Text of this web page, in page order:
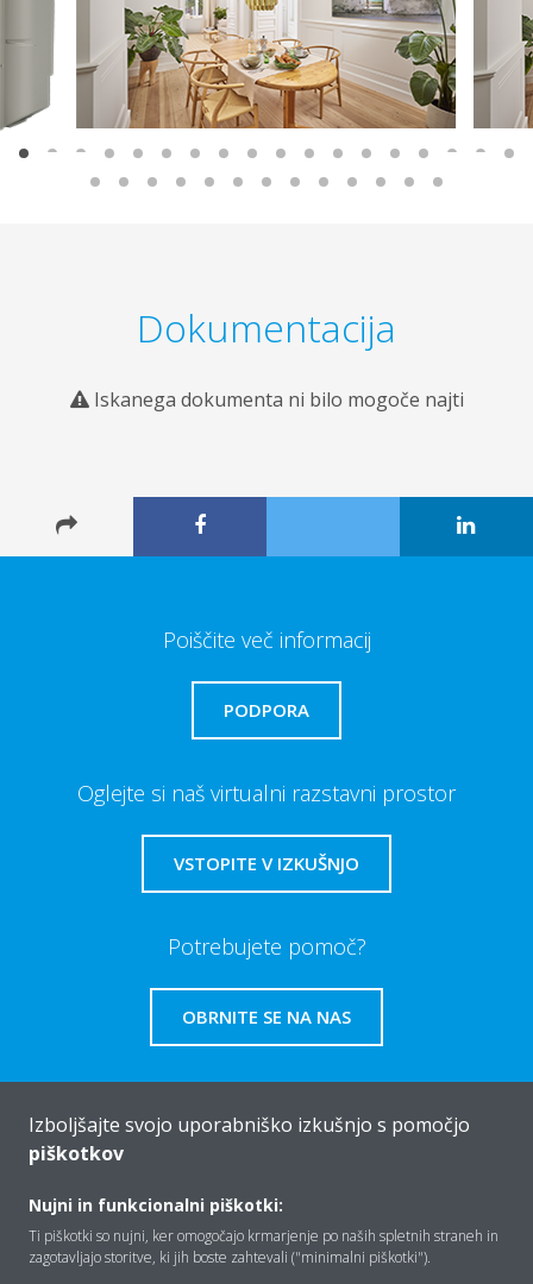
Dokumentacija
Iskanega dokumenta ni bilo mogoče najti
Poiščite več informacij
PODPORA
Oglejte si naš virtualni razstavni prostor
VSTOPITE V IZKUŠNJO
Potrebujete pomoč?
OBRNITE SE NA NAS
Vizitka
Rešitve
Izboljšajte svojo uporabniško izkušnjo s pomočjo
piškotkov
Nujni in funkcionalni piškotki:
Ti piškotki so nujni, ker omogočajo krmarjenje po naših spletnih straneh in
zagotavljajo storitve, ki jih boste zahtevali ("minimalni piškotki").